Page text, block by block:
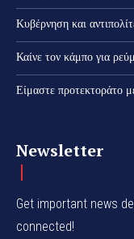
Κυβέρνηση και
Καίνε τον κάμπο για
Είμαστε προτεκτοράτο
Newsletter
Get important news
connected!